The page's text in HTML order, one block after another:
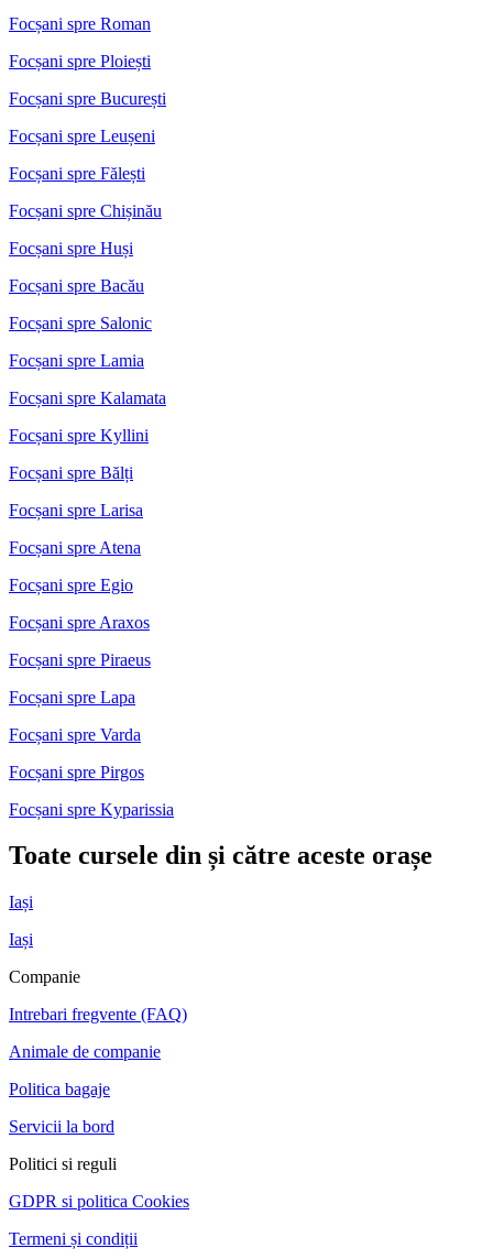
Focșani spre Roman
Focșani spre Ploiești
Focșani spre București
Focșani spre Leușeni
Focșani spre Fălești
Focșani spre Chișinău
Focșani spre Huși
Focșani spre Bacău
Focșani spre Salonic
Focșani spre Lamia
Focșani spre Kalamata
Focșani spre Kyllini
Focșani spre Bălți
Focșani spre Larisa
Focșani spre Atena
Focșani spre Egio
Focșani spre Araxos
Focșani spre Piraeus
Focșani spre Lapa
Focșani spre Varda
Focșani spre Pirgos
Focșani spre Kyparissia
Toate cursele din și către aceste orașe
Iași
Iași
Companie
Intrebari fregvente (FAQ)
Animale de companie
Politica bagaje
Servicii la bord
Politici si reguli
GDPR si politica Cookies
Termeni și condiții